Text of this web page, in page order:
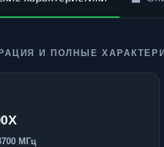
И ПОЛНЫЕ
МГц